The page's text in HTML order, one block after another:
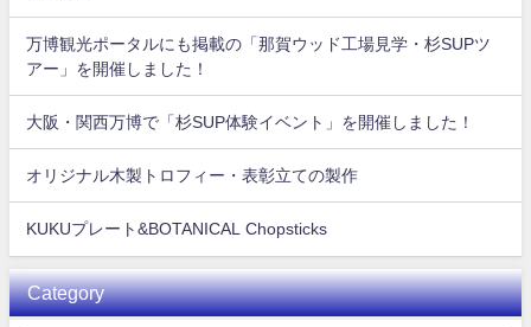
万博観光ポータルにも掲載の「那賀ウッド工場見学・杉SUPツ
アー」を開催しました！
大阪・関西万博で「杉SUP体験イベント」を開催しました！
オリジナル木製トロフィー・表彰立ての製作
KUKUプレート&BOTANICAL Chopsticks
Category